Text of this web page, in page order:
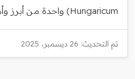
Hungaricum) واحدة من أبرز وأهم برامج المنح...
تم التحديث: 26 ديسمبر، 2025